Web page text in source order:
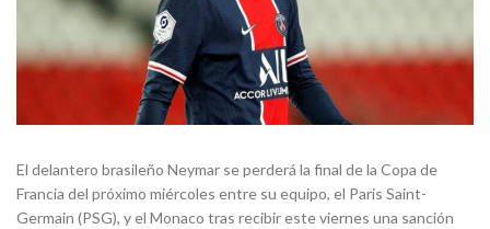
El delantero brasileño Neymar se perderá la final de la Copa de
Francia del próximo miércoles entre su equipo, el Paris Saint-
Germain (PSG), y el Monaco tras recibir este viernes una sanción